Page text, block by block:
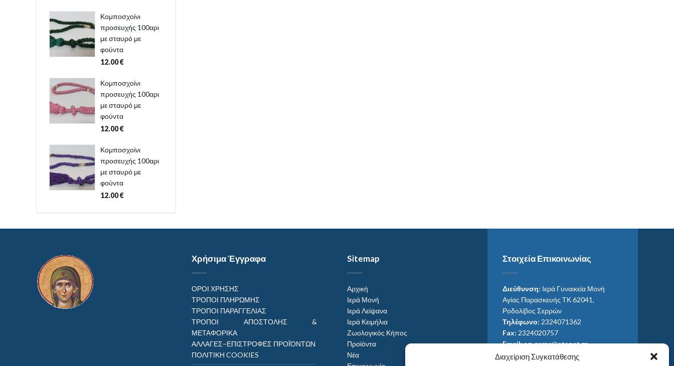
Διαχείριση Συγκατάθεσης
Κομποσχοίνι
προσευχής 100αρι
με σταυρό με
φούντα
12.00€
Κομποσχοίνι
προσευχής 100αρι
με σταυρό με
φούντα
12.00€
Κομποσχοίνι
προσευχής 100αρι
με σταυρό με
φούντα
12.00€
Χρήσιμα Έγγραφα
ΟΡΟΙ ΧΡΗΣΗΣ
ΤΡΟΠΟΙ ΠΛΗΡΩΜΗΣ
ΤΡΟΠΟΙ ΠΑΡΑΓΓΕΛΙΑΣ
ΤΡΟΠΟΙ ΑΠΟΣΤΟΛΗΣ &
ΜΕΤΑΦΟΡΙΚΑ
ΑΛΛΑΓΕΣ–ΕΠΙΣΤΡΟΦΕΣ ΠΡΟΪΌΝΤΩΝ
ΠΟΛΙΤΙΚΗ COOKIES
Sitemap
Αρχική
Ιερά Μονή
Ιερά Λείψανα
Ιερά Κειμήλια
Ζωολογικός Κήπος
Προϊόντα
Νέα
Στοιχεία Επικοινωνίας
Διεύθυνση: Ιερά Γυναικεία Μονή
Αγίας Παρασκευής ΤΚ 62041,
Ροδολίβος Σερρών
Τηλέφωνο: 2324071362
Fax: 2324020757
Email:ag_paras@otenet.gr
Email:info@im-agparaskevis.gr